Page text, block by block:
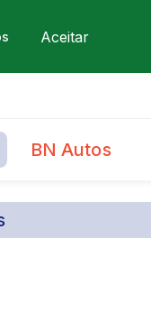
Aceitar
BN Autos